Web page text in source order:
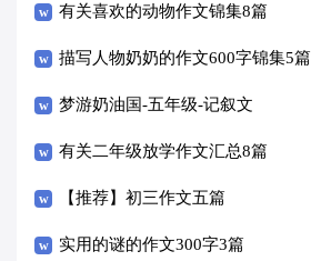
有关喜欢的动物作文锦集8篇
描写人物奶奶的作文600字锦集5篇
梦游奶油国-五年级-记叙文
有关二年级放学作文汇总8篇
【推荐】初三作文五篇
实用的谜的作文300字3篇